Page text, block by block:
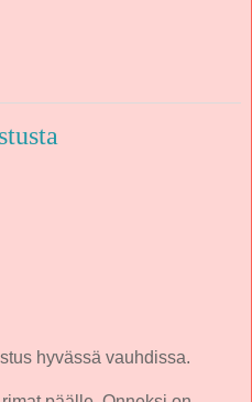
hyvässä vauhdissa.